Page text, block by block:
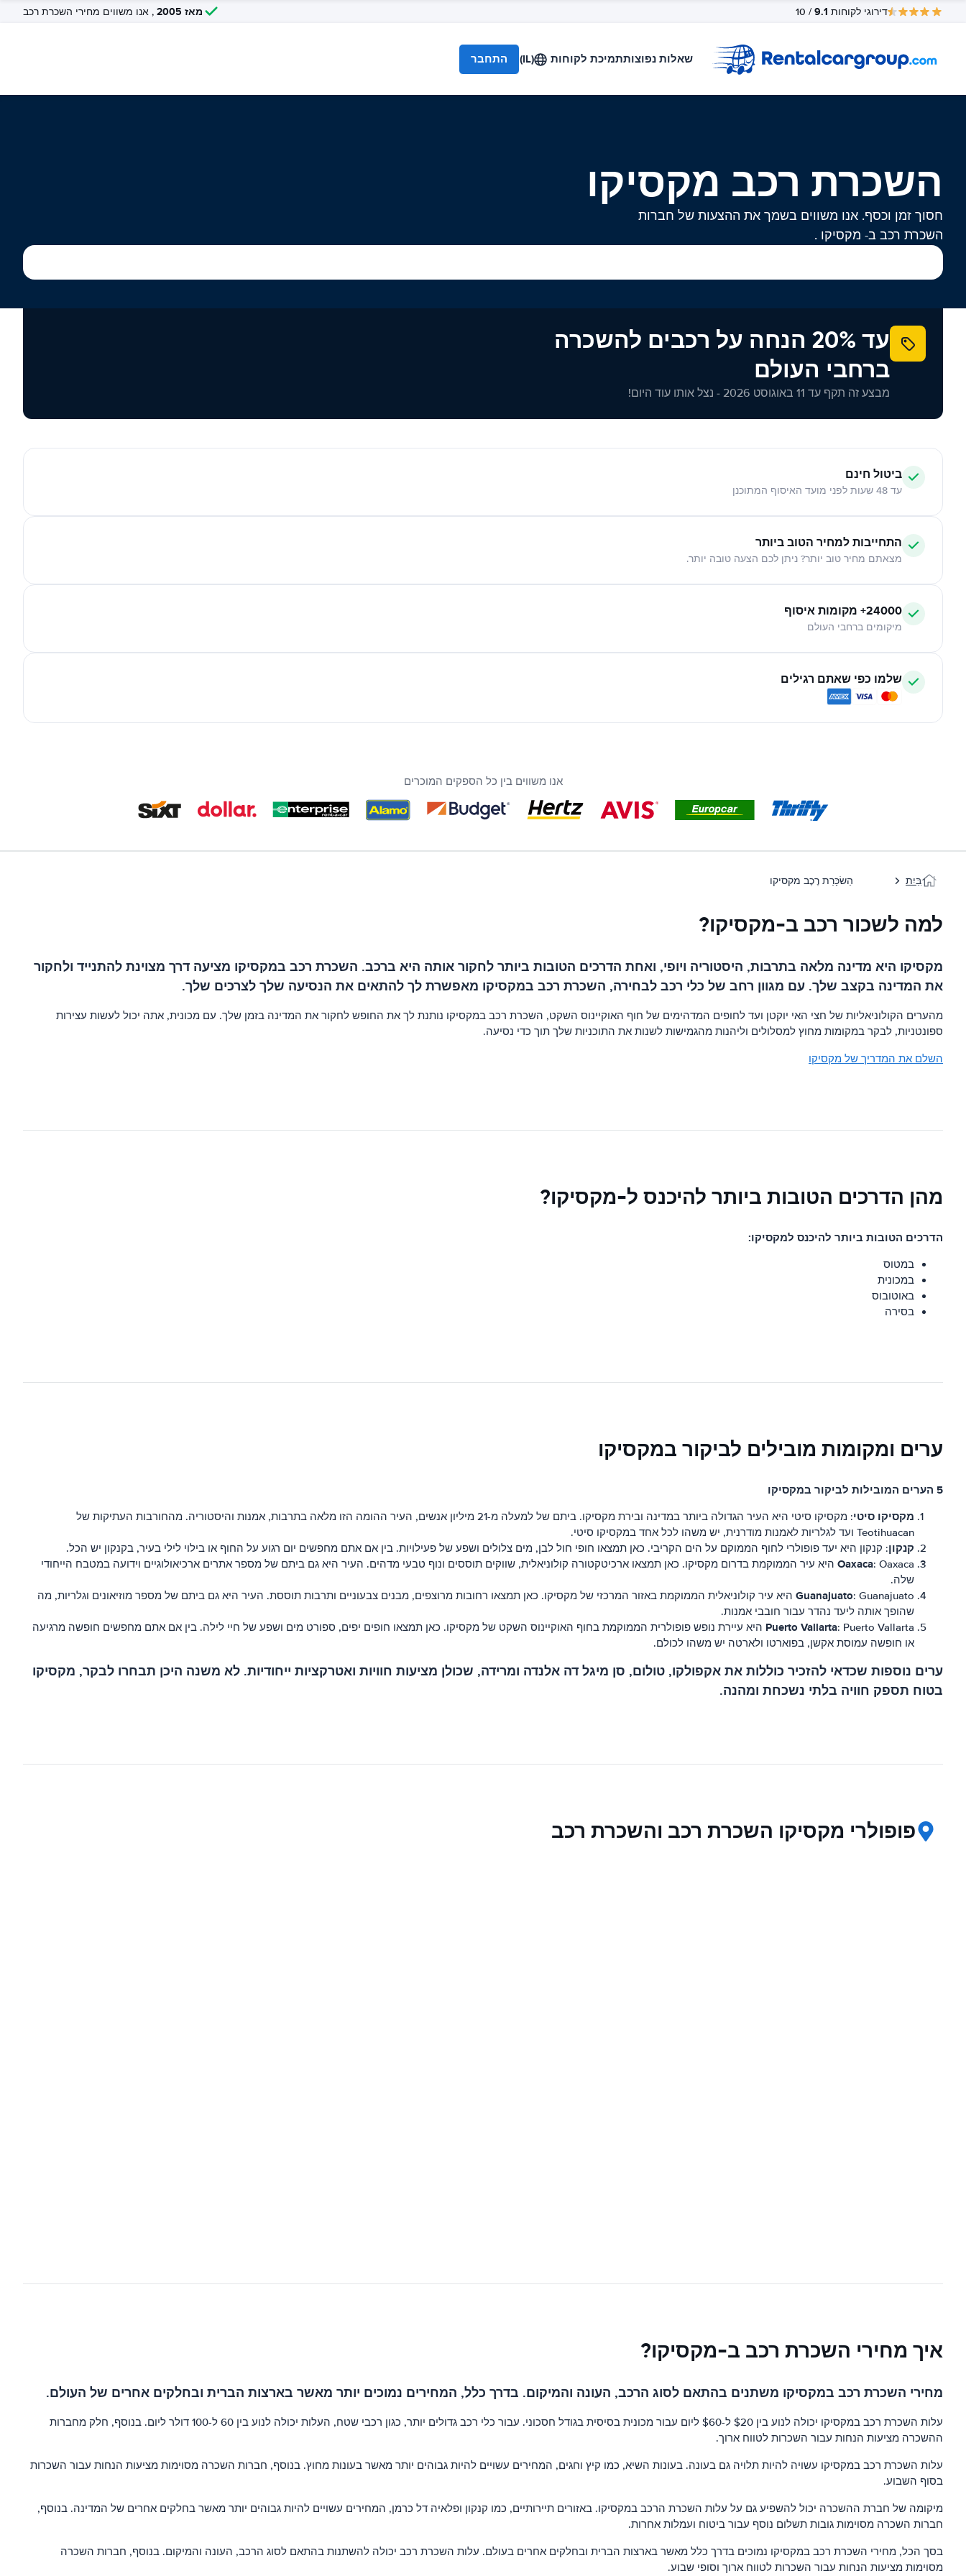
דירוגי לקוחות 9.1
/ 10 מאז 2005 , אנו משווים מחירי השכרת רכב
שאלות נפוצותתמיכת לקוחות (IL) התחבר
השכרת רכב מקסיקו
חסוך זמן וכסף. אנו משווים בשמך את ההצעות של חברות
השכרת רכב ב- מקסיקו .
עד 20% הנחה על רכבים להשכרה
ברחבי העולם
מבצע זה תקף עד 11 באוגוסט 2026 - נצל אותו עוד היום!
ביטול חינם
עד 48 שעות לפני מועד האיסוף המתוכנן
התחייבות למחיר הטוב ביותר
מצאתם מחיר טוב יותר? ניתן לכם הצעה טובה יותר.
24000+ מקומות איסוף
מיקומים ברחבי העולם
שלמו כפי שאתם רגילים
אנו משווים בין כל הספקים המוכרים
בַּיִת הַשׂכָּרַת רֶכֶב מקסיקו
למה לשכור רכב ב-מקסיקו?
מקסיקו היא מדינה מלאה בתרבות, היסטוריה ויופי, ואחת הדרכים הטובות ביותר לחקור אותה היא ברכב. השכרת רכב במקסיקו מציעה דרך מצוינת להתנייד ולחקור
את המדינה בקצב שלך. עם מגוון רחב של כלי רכב לבחירה, השכרת רכב במקסיקו מאפשרת לך להתאים את הנסיעה שלך לצרכים שלך.
מהערים הקולוניאליות של חצי האי יוקטן ועד לחופים המדהימים של חוף האוקיינוס ​​השקט, השכרת רכב במקסיקו נותנת לך את החופש לחקור את המדינה בזמן שלך. עם מכונית, אתה יכול לעשות עצירות
ספונטניות, לבקר במקומות מחוץ למסלולים וליהנות מהגמישות לשנות את התוכניות שלך תוך כדי נסיעה.
השלם את המדריך של מקסיקו
מהן הדרכים הטובות ביותר להיכנס ל-מקסיקו?
הדרכים הטובות ביותר להיכנס למקסיקו:
במטוס
במכונית
באוטובוס
בסירה
ערים ומקומות מובילים לביקור במקסיקו
5 הערים המובילות לביקור במקסיקו
מקסיקו סיטי
: מקסיקו סיטי היא העיר הגדולה ביותר במדינה ובירת מקסיקו. ביתם של למעלה מ-21 מיליון אנשים, העיר ההומה הזו מלאה בתרבות, אמנות והיסטוריה. מהחורבות העתיקות של
Teotihuacan ועד לגלריות לאמנות מודרנית, יש משהו לכל אחד במקסיקו סיטי.
קנקון: קנקון היא יעד פופולרי לחוף הממוקם על הים הקריבי. כאן תמצאו חופי חול לבן, מים צלולים ושפע של פעילויות. בין אם אתם מחפשים יום רגוע על החוף או בילוי לילי בעיר, בקנקון יש הכל.
Oaxaca : Oaxaca היא עיר הממוקמת בדרום מקסיקו. כאן תמצאו ארכיטקטורה קולוניאלית, שווקים תוססים ונוף טבעי מדהים. העיר היא גם ביתם של מספר אתרים ארכיאולוגיים וידועה במטבח הייחודי
שלה.
Guanajuato : Guanajuato היא עיר קולוניאלית הממוקמת באזור המרכזי של מקסיקו. כאן תמצאו רחובות מרוצפים, מבנים צבעוניים ותרבות תוססת. העיר היא גם ביתם של מספר מוזיאונים וגלריות, מה
שהופך אותה ליעד נהדר עבור חובבי אמנות.
Puerto Vallarta : Puerto Vallarta היא עיירת נופש פופולרית הממוקמת בחוף האוקיינוס ​​השקט של מקסיקו. כאן תמצאו חופים יפים, ספורט מים ושפע של חיי לילה. בין אם אתם מחפשים חופשה מרגיעה
או חופשה עמוסת אקשן, בפוארטו ולארטה יש משהו לכולם.
ערים נוספות שכדאי להזכיר כוללות את אקפולקו, טולום, סן מיגל דה אלנדה ומרידה, שכולן מציעות חוויות ואטרקציות ייחודיות. לא משנה היכן תבחרו לבקר, מקסיקו
בטוח תספק חוויה בלתי נשכחת ומהנה.
פופולרי מקסיקו השכרת רכב והשכרת רכב
איך מחירי השכרת רכב ב-מקסיקו?
מחירי השכרת רכב במקסיקו משתנים בהתאם לסוג הרכב, העונה והמיקום. בדרך כלל, המחירים נמוכים יותר מאשר בארצות הברית ובחלקים אחרים של העולם.
עלות השכרת רכב במקסיקו יכולה לנוע בין $20 ל-$60 ליום עבור מכונית בסיסית בגודל חסכוני. עבור כלי רכב גדולים יותר, כגון רכבי שטח, העלות יכולה לנוע בין 60 ל-100 דולר ליום. בנוסף, חלק מחברות
ההשכרה מציעות הנחות עבור השכרות לטווח ארוך.
עלות השכרת רכב במקסיקו עשויה להיות תלויה גם בעונה. בעונות השיא, כמו קיץ וחגים, המחירים עשויים להיות גבוהים יותר מאשר בעונות מחוץ. בנוסף, חברות השכרה מסוימות מציעות הנחות עבור השכרות
בסוף השבוע.
מיקומה של חברת ההשכרה יכול להשפיע גם על עלות השכרת הרכב במקסיקו. באזורים תיירותיים, כמו קנקון ופלאיה דל כרמן, המחירים עשויים להיות גבוהים יותר מאשר בחלקים אחרים של המדינה. בנוסף,
חברות השכרה מסוימות גובות תשלום נוסף עבור ביטוח ועמלות אחרות.
בסך הכל, מחירי השכרת רכב במקסיקו נמוכים בדרך כלל מאשר בארצות הברית ובחלקים אחרים בעולם. עלות השכרת רכב יכולה להשתנות בהתאם לסוג הרכב, העונה והמיקום. בנוסף, חברות השכרה
מסוימות מציעות הנחות עבור השכרות לטווח ארוך וסופי שבוע.